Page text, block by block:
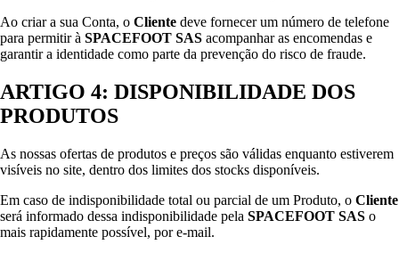
Ao criar a sua Conta, o Cliente deve fornecer um número de telefone
para permitir à SPACEFOOT SAS acompanhar as encomendas e
garantir a identidade como parte da prevenção do risco de fraude.
ARTIGO 4: DISPONIBILIDADE DOS
PRODUTOS
As nossas ofertas de produtos e preços são válidas enquanto estiverem
visíveis no site, dentro dos limites dos stocks disponíveis.
Em caso de indisponibilidade total ou parcial de um Produto, o Cliente
será informado dessa indisponibilidade pela SPACEFOOT SAS o
mais rapidamente possível, por e-mail.